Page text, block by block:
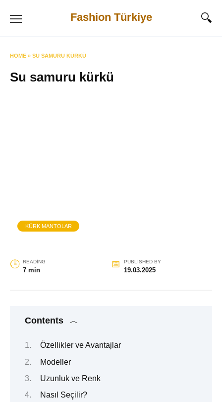
Fashion Türkiye
HOME » SU SAMURU KÜRKÜ
Su samuru kürkü
KÜRK MANTOLAR
READING
7 min
PUBLISHED BY
19.03.2025
Contents
Özellikler ve Avantajlar
Modeller
Uzunluk ve Renk
Nasıl Seçilir?